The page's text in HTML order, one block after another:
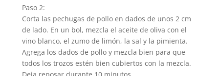
Paso 2:
Corta las pechugas de pollo en dados de unos 2 cm
de lado. En un bol, mezcla el aceite de oliva con el
vino blanco, el zumo de limón, la sal y la pimienta.
Agrega los dados de pollo y mezcla bien para que
todos los trozos estén bien cubiertos con la mezcla.
Deja reposar durante 10 minutos.